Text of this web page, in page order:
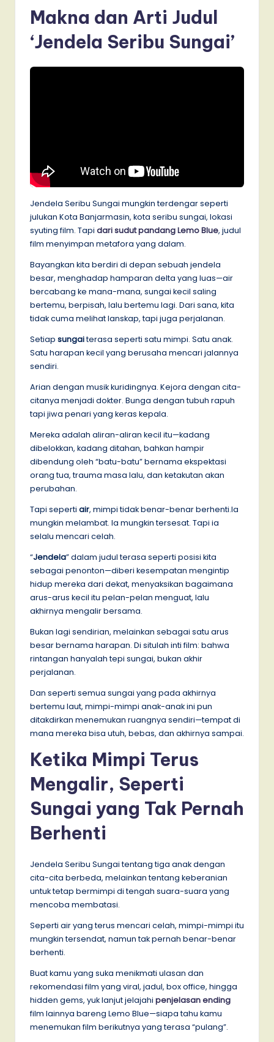
Makna dan Arti Judul
‘Jendela Seribu Sungai’
Jendela Seribu Sungai mungkin terdengar seperti
julukan Kota Banjarmasin, kota seribu sungai, lokasi
syuting film. Tapi dari sudut pandang Lemo Blue, judul
film menyimpan metafora yang dalam.
Bayangkan kita berdiri di depan sebuah jendela
besar, menghadap hamparan delta yang luas—air
bercabang ke mana-mana, sungai kecil saling
bertemu, berpisah, lalu bertemu lagi. Dari sana, kita
tidak cuma melihat lanskap, tapi juga perjalanan.
Setiap sungaiterasa seperti satu mimpi. Satu anak.
Satu harapan kecil yang berusaha mencari jalannya
sendiri.
Arian dengan musik kuridingnya. Kejora dengan cita-
citanya menjadi dokter. Bunga dengan tubuh rapuh
tapi jiwa penari yang keras kepala.
Mereka adalah aliran-aliran kecil itu—kadang
dibelokkan, kadang ditahan, bahkan hampir
dibendung oleh “batu-batu” bernama ekspektasi
orang tua, trauma masa lalu, dan ketakutan akan
perubahan.
Tapi seperti air, mimpi tidak benar-benar berhenti.Ia
mungkin melambat. Ia mungkin tersesat. Tapi ia
selalu mencari celah.
“Jendela” dalam judul terasa seperti posisi kita
sebagai penonton—diberi kesempatan mengintip
hidup mereka dari dekat, menyaksikan bagaimana
arus-arus kecil itu pelan-pelan menguat, lalu
akhirnya mengalir bersama.
Bukan lagi sendirian, melainkan sebagai satu arus
besar bernama harapan. Di situlah inti film: bahwa
rintangan hanyalah tepi sungai, bukan akhir
perjalanan.
Dan seperti semua sungai yang pada akhirnya
bertemu laut, mimpi-mimpi anak-anak ini pun
ditakdirkan menemukan ruangnya sendiri—tempat di
mana mereka bisa utuh, bebas, dan akhirnya sampai.
Ketika Mimpi Terus
Mengalir, Seperti
Sungai yang Tak Pernah
Berhenti
Jendela Seribu Sungai tentang tiga anak dengan
cita-cita berbeda, melainkan tentang keberanian
untuk tetap bermimpi di tengah suara-suara yang
mencoba membatasi.
Seperti air yang terus mencari celah, mimpi-mimpi itu
mungkin tersendat, namun tak pernah benar-benar
berhenti.
Buat kamu yang suka menikmati ulasan dan
rekomendasi film yang viral, jadul, box office, hingga
hidden gems, yuk lanjut jelajahi penjelasan ending
film lainnya bareng Lemo Blue—siapa tahu kamu
menemukan film berikutnya yang terasa “pulang”.